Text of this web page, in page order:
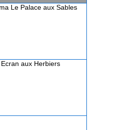
Le Palace aux Sables
aux Herbiers